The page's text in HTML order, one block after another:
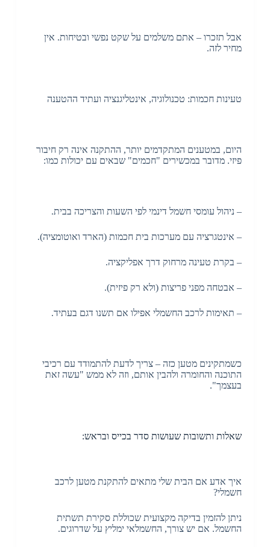
אבל תזכרו – אתם משלמים על שקט נפשי ובטיחות. אין
מחיר לזה.
טעינות חכמות: טכנולוגיה, אינטליגנציה ועתיד ההטענה
היום, במטענים המתקדמים יותר, ההתקנה אינה רק חיבור
פיזי. מדובר במכשירים "חכמים" שבאים עם יכולות כמו:
– ניהול עומסי חשמל דינמי לפי השעות והצריכה בבית.
– אינטגרציה עם מערכות בית חכמות (הארד ואוטומציה).
– בקרת טעינה מרחוק דרך אפליקציה.
– אבטחה מפני פריצות (ולא רק פיזית).
– תאימות לרכב החשמלי אפילו אם תשנו דגם בעתיד.
כשמתקינים מטען כזה – צריך לדעת להתמודד עם רכיבי
התוכנה והחומרה ולהבין אותם, וזה לא ממש "עשה זאת
בעצמך".
שאלות ותשובות שעושות סדר בכייס ובראש:
איך אדע אם הבית שלי מתאים להתקנת מטען לרכב
חשמלי?
ניתן להזמין בדיקה מקצועית שכוללת סקירת תשתית
החשמל. אם יש צורך, החשמלאי ימליץ על שדרוגים.